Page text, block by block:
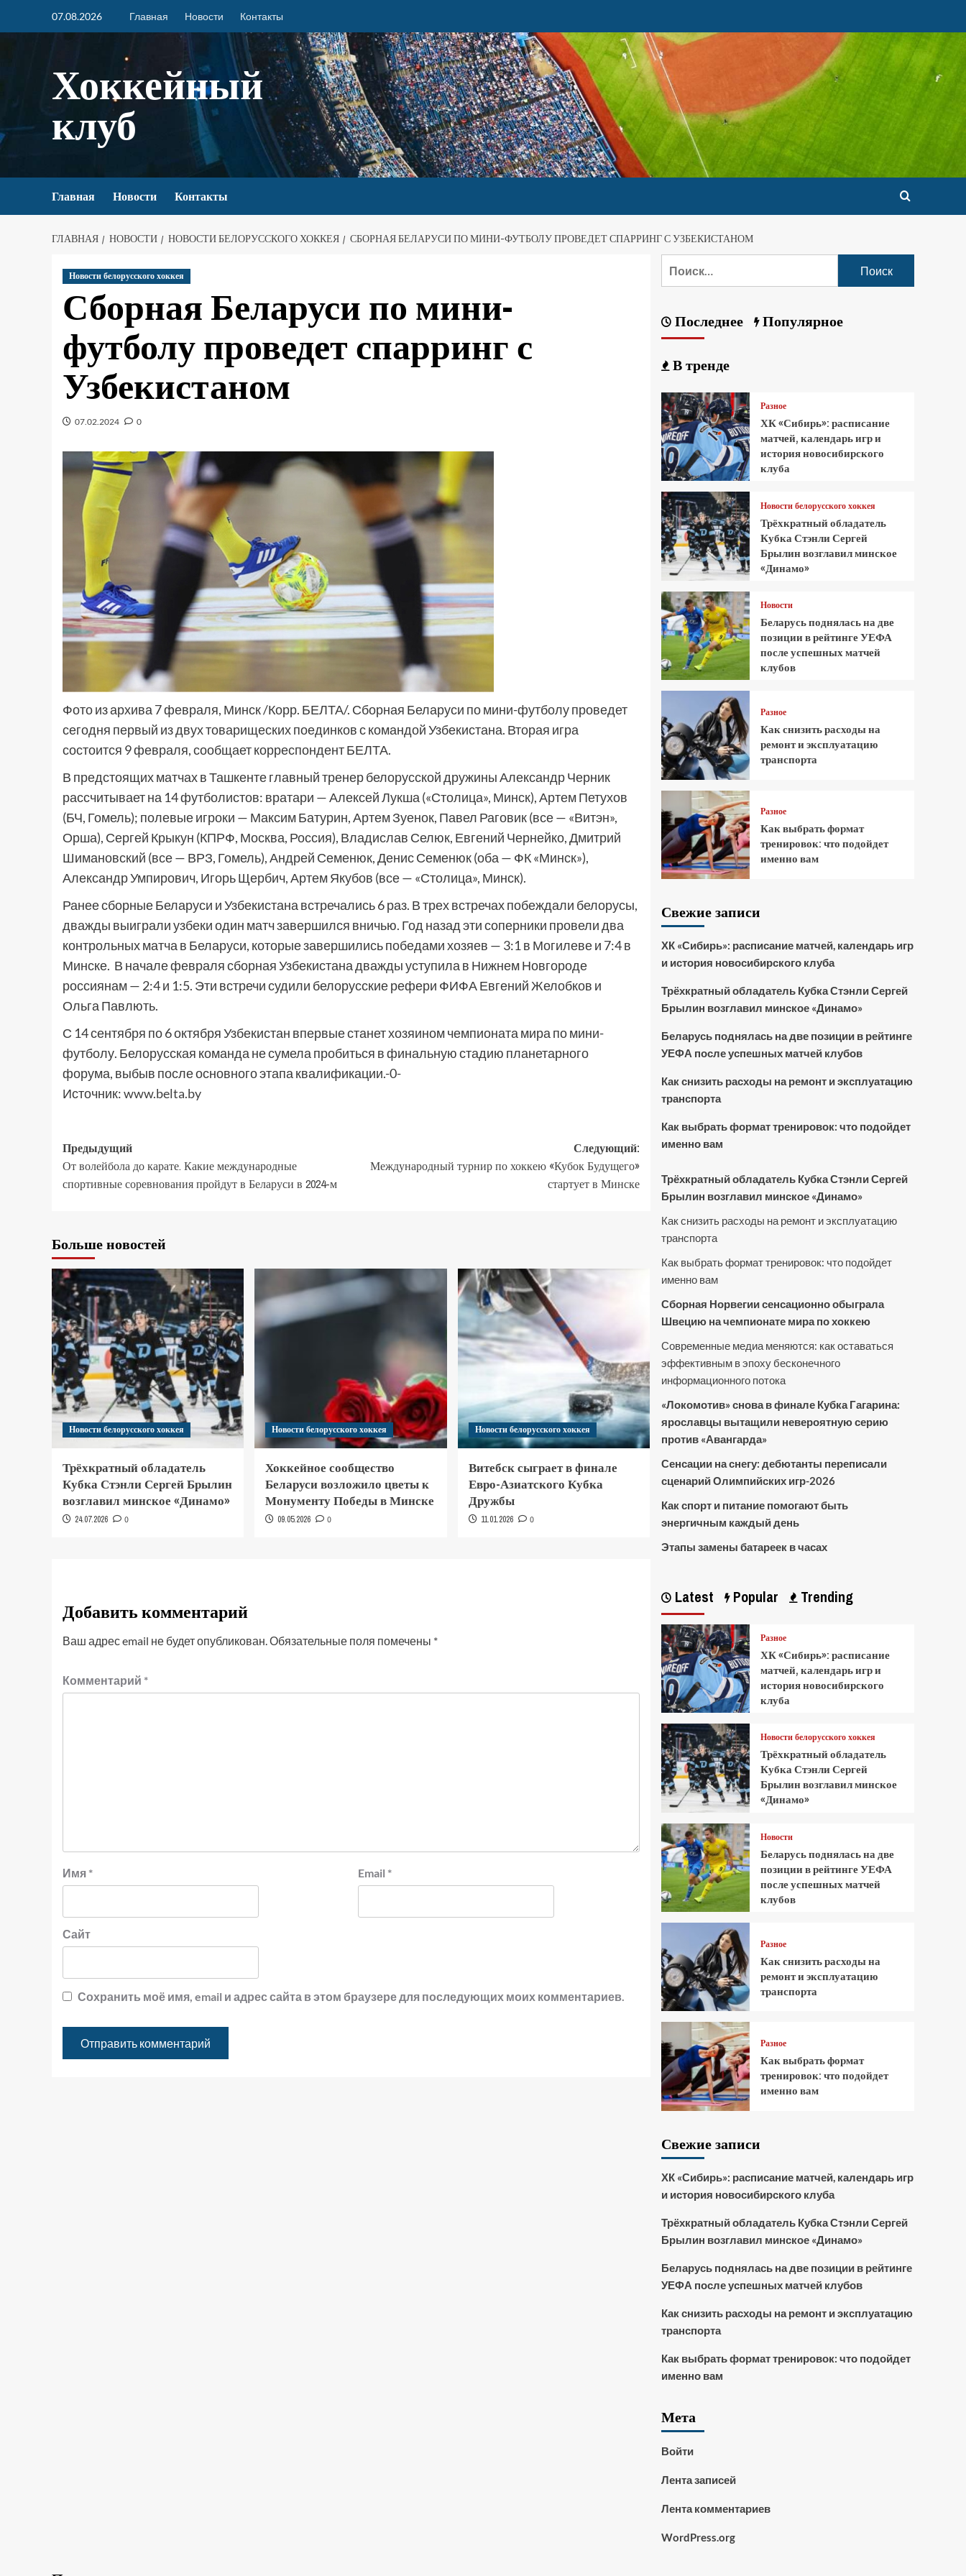
07.08.2026 Главная Новости Контакты
Хоккейный
клуб
Главная Новости Контакты
ГЛАВНАЯ НОВОСТИ НОВОСТИ БЕЛОРУССКОГО ХОККЕЯ СБОРНАЯ БЕЛАРУСИ ПО МИНИ-ФУТБОЛУ ПРОВЕДЕТ СПАРРИНГ С УЗБЕКИСТАНОМ
Новости белорусского хоккея
Сборная Беларуси по мини-
футболу проведет спарринг с
Узбекистаном
07.02.2024 0
Фото из архива 7 февраля, Минск /Корр. БЕЛТА/. Сборная Беларуси по мини-футболу проведет
сегодня первый из двух товарищеских поединков с командой Узбекистана. Вторая игра
состоится 9 февраля, сообщает корреспондент БЕЛТА.
В предстоящих матчах в Ташкенте главный тренер белорусской дружины Александр Черник
рассчитывает на 14 футболистов: вратари — Алексей Лукша («Столица», Минск), Артем Петухов
(БЧ, Гомель); полевые игроки — Максим Батурин, Артем Зуенок, Павел Раговик (все — «Витэн»,
Орша), Сергей Крыкун (КПРФ, Москва, Россия), Владислав Селюк, Евгений Чернейко, Дмитрий
Шимановский (все — ВРЗ, Гомель), Андрей Семенюк, Денис Семенюк (оба — ФК «Минск»),
Александр Умпирович, Игорь Щербич, Артем Якубов (все — «Столица», Минск).
Ранее сборные Беларуси и Узбекистана встречались 6 раз. В трех встречах побеждали белорусы,
дважды выиграли узбеки один матч завершился вничью. Год назад эти соперники провели два
контрольных матча в Беларуси, которые завершились победами хозяев — 3:1 в Могилеве и 7:4 в
Минске. В начале февраля сборная Узбекистана дважды уступила в Нижнем Новгороде
россиянам — 2:4 и 1:5. Эти встречи судили белорусские рефери ФИФА Евгений Желобков и
Ольга Павлють.
С 14 сентября по 6 октября Узбекистан впервые станет хозяином чемпионата мира по мини-
футболу. Белорусская команда не сумела пробиться в финальную стадию планетарного
форума, выбыв после основного этапа квалификации.-0-
Источник:www.belta.by
Предыдущий
От волейбола до карате. Какие международные
спортивные соревнования пройдут в Беларуси в 2024-м
Следующий:
Международный турнир по хоккею «Кубок Будущего»
стартует в Минске
Больше новостей
Новости белорусского хоккея
Трёхкратный обладатель
Кубка Стэнли Сергей Брылин
возглавил минское «Динамо»
24.07.2026 0
Новости белорусского хоккея
Хоккейное сообщество
Беларуси возложило цветы к
Монументу Победы в Минске
09.05.2026 0
Новости белорусского хоккея
Витебск сыграет в финале
Евро-Азиатского Кубка
Дружбы
11.01.2026 0
Добавить комментарий
Ваш адрес email не будет опубликован.Обязательные поля помечены *
Комментарий *
Имя * Email *
Сайт
Сохранить моё имя, email и адрес сайта в этом браузере для последующих моих комментариев.
Последнее Популярное
В тренде
Разное
ХК «Сибирь»: расписание
матчей, календарь игр и
история новосибирского
клуба
Новости белорусского хоккея
Трёхкратный обладатель
Кубка Стэнли Сергей
Брылин возглавил минское
«Динамо»
Новости
Беларусь поднялась на две
позиции в рейтинге УЕФА
после успешных матчей
клубов
Разное
Как снизить расходы на
ремонт и эксплуатацию
транспорта
Разное
Как выбрать формат
тренировок: что подойдет
именно вам
Свежие записи
ХК «Сибирь»: расписание матчей, календарь игр
и история новосибирского клуба
Трёхкратный обладатель Кубка Стэнли Сергей
Брылин возглавил минское «Динамо»
Беларусь поднялась на две позиции в рейтинге
УЕФА после успешных матчей клубов
Как снизить расходы на ремонт и эксплуатацию
транспорта
Как выбрать формат тренировок: что подойдет
именно вам
Трёхкратный обладатель Кубка Стэнли Сергей
Брылин возглавил минское «Динамо»
Как снизить расходы на ремонт и эксплуатацию
транспорта
Как выбрать формат тренировок: что подойдет
именно вам
Сборная Норвегии сенсационно обыграла
Швецию на чемпионате мира по хоккею
Современные медиа меняются: как оставаться
эффективным в эпоху бесконечного
информационного потока
«Локомотив» снова в финале Кубка Гагарина:
ярославцы вытащили невероятную серию
против «Авангарда»
Сенсации на снегу: дебютанты переписали
сценарий Олимпийских игр-2026
Как спорт и питание помогают быть
энергичным каждый день
Этапы замены батареек в часах
Latest Popular Trending
Разное
ХК «Сибирь»: расписание
матчей, календарь игр и
история новосибирского
клуба
Новости белорусского хоккея
Трёхкратный обладатель
Кубка Стэнли Сергей
Брылин возглавил минское
«Динамо»
Новости
Беларусь поднялась на две
позиции в рейтинге УЕФА
после успешных матчей
клубов
Разное
Как снизить расходы на
ремонт и эксплуатацию
транспорта
Разное
Как выбрать формат
тренировок: что подойдет
именно вам
Свежие записи
ХК «Сибирь»: расписание матчей, календарь игр
и история новосибирского клуба
Трёхкратный обладатель Кубка Стэнли Сергей
Брылин возглавил минское «Динамо»
Беларусь поднялась на две позиции в рейтинге
УЕФА после успешных матчей клубов
Как снизить расходы на ремонт и эксплуатацию
транспорта
Как выбрать формат тренировок: что подойдет
именно вам
Мета
Войти
Лента записей
Лента комментариев
WordPress.org